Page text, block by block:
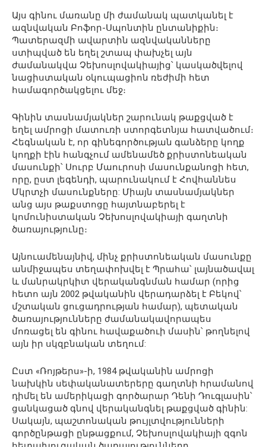
Այս գինու մառանը մի ժամանակ պատկանել է
ազնվական Բոֆոր-Սպոնտին ընտանիքին։
Պատերազմի ավարտին ազնվականները
ստիպված են եղել շտապ փախչել այն
ժամանակվա Չեխոսլովակիայից՝ կասկածվելով
նացիստական օկուպացիոն ռեժիմի հետ
համագործակցելու մեջ։
Գինին տասնամյակներ շարունակ թաքցված է
եղել ամրոցի մատուռի ստորգետնյա հատվածում։
Հեգնական է, որ գինեգործության գանձերը կողք
կողքի էին հանգչում ամենամեծ քրիստոնեական
մասունքի՝ Սուրբ Մաուրոսի մասունքանոցի հետ,
որը, ըստ լեգենդի, պարունակում է Հովհաննես
Մկրտչի մասունքները: Միայն տասնամյակներ
անց այս թաքստոցը հայտնաբերել է
կոմունիստական Չեխոսլովակիայի գաղտնի
ծառայությունը։
Այնուամենայնիվ, մինչ քրիստոնեական մասունքը
անմիջապես տեղափոխվել է Պրահա՝ լայնածավալ
և մանրակրկիտ վերականգնման համար (որից
հետո այն 2002 թվականին վերադարձել է Բեկով՝
մշտական ցուցադրության համար), պետական
ծառայությունները ժամանակավորապես
մոռացել են գինու հավաքածուի մասին՝ թողնելով
այն իր սկզբնական տեղում:
Ըստ «Ռոյթերս»-ի, 1984 թվականին ամրոցի
նախկին սեփականատերերը գաղտնի հրամանով
դիմել են ամերիկացի գործարար Դենի Դուգլասին՝
ցանկացած գնով վերականգնել թաքցված գինին:
Սակայն, պաշտոնական թույլտվությունների
գործընթացի ընթացքում, Չեխոսլովակիայի զգոն